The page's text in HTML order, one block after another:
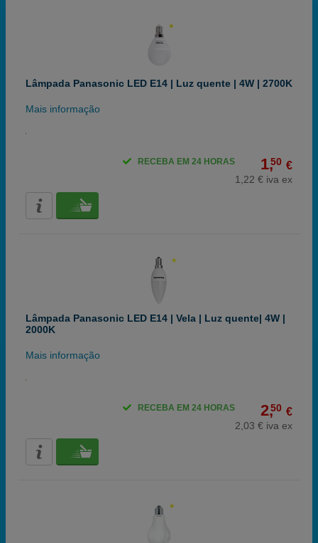
Lâmpada Panasonic LED E14 | Luz quente | 4W | 2700K
Mais informação
1,50 €
1,22 € iva ex
RECEBA EM 24 HORAS
Lâmpada Panasonic LED E14 | Vela | Luz quente| 4W |
2000K
Mais informação
2,50 €
2,03 € iva ex
RECEBA EM 24 HORAS